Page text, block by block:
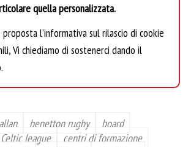
quella personalizzata.
proposta l’informativa sul rilascio di cookie
Vi chiediamo di sostenerci dando il
allan benetton rugby
board
Celtic league
centri di formazione